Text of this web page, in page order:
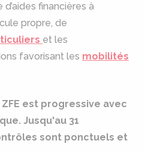
d’aides financières à
propre, de
et les
favorisant les mobilités
est progressive avec
Jusqu'au 31
sont ponctuels et